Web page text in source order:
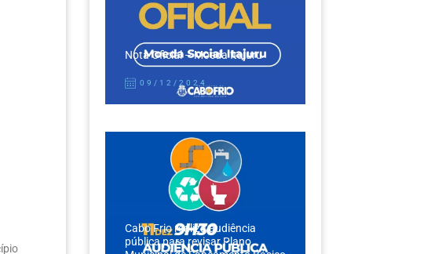
Nota Oficial – Moeda Itajuru
09/12/2024
Cabo Frio realiza audiência
pública para revisar Plano